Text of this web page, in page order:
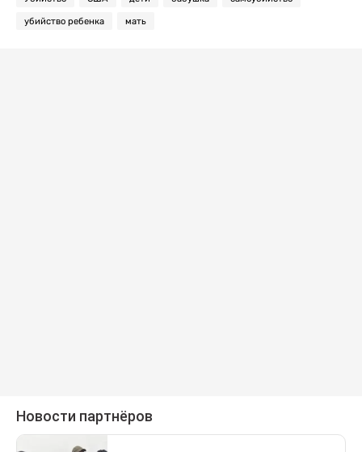
убийство ребенка мать